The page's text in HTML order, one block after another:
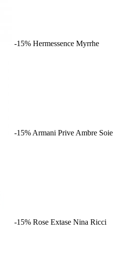
-15% Hermessence Myrrhe
-15% Armani Prive Ambre Soie
-15% Rose Extase Nina Ricci